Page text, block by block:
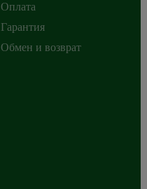
Оплата
Гарантия
Обмен и возврат